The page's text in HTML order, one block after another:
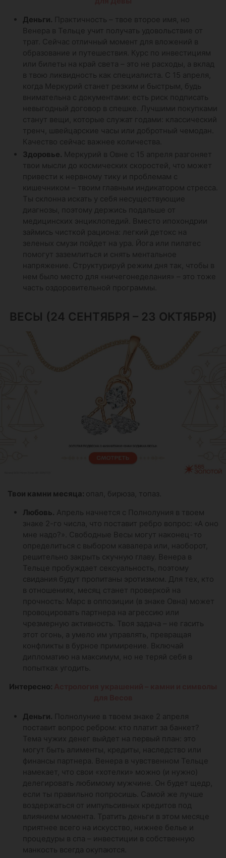
Деньги. Практичность – твое второе имя, но
Венера в Тельце учит получать удовольствие от
трат. Сейчас отличный момент для вложений в
образование и путешествия. Курс по инвестициям
или билеты на край света – это не расходы, а вклад
в твою ликвидность как специалиста. С 15 апреля,
когда Меркурий станет резким и быстрым, будь
внимательна с документами: есть риск подписать
невыгодный договор в спешке. Лучшими покупками
станут вещи, которые служат годами: классический
тренч, швейцарские часы или добротный чемодан.
Качество сейчас важнее количества.
Здоровье. Меркурий в Овне с 15 апреля разгоняет
твои мысли до космических скоростей, что может
привести к нервному тику и проблемам с
кишечником – твоим главным индикатором стресса.
Ты склонна искать у себя несуществующие
диагнозы, поэтому держись подальше от
медицинских энциклопедий. Вместо ипохондрии
займись чисткой рациона: легкий детокс на
зеленых смузи пойдет на ура. Йога или пилатес
помогут заземлиться и снять ментальное
напряжение. Структурируй режим дня так, чтобы в
нем было место для «ничегонеделания» – это тоже
часть оздоровительной программы.
ВЕСЫ (24 СЕНТЯБРЯ – 23 ОКТЯБРЯ)
Твои камни месяца: опал, бирюза, топаз.
Любовь. Апрель начнется с Полнолуния в твоем
знаке 2-го числа, что поставит ребро вопрос: «А оно
мне надо?». Свободные Весы могут наконец-то
определиться с выбором кавалера или, наоборот,
решительно закрыть скучную главу. Венера в
Тельце пробуждает сексуальность, поэтому
свидания будут пропитаны эротизмом. Для тех, кто
в отношениях, месяц станет проверкой на
прочность: Марс в оппозиции (в знаке Овна) может
провоцировать партнера на агрессию или
чрезмерную активность. Твоя задача – не гасить
этот огонь, а умело им управлять, превращая
конфликты в бурное примирение. Включай
дипломатию на максимум, но не теряй себя в
попытках угодить.
Интересно:
Деньги. Полнолуние в твоем знаке 2 апреля
поставит вопрос ребром: кто платит за банкет?
Тема чужих денег выйдет на первый план: это
могут быть алименты, кредиты, наследство или
финансы партнера. Венера в чувственном Тельце
намекает, что свои «хотелки» можно (и нужно)
делегировать любимому мужчине. Он будет щедр,
если ты правильно попросишь. Самой же лучше
воздержаться от импульсивных кредитов под
влиянием момента. Тратить деньги в этом месяце
приятнее всего на искусство, нижнее белье и
процедуры в спа – инвестиции в собственную
манкость всегда окупаются.